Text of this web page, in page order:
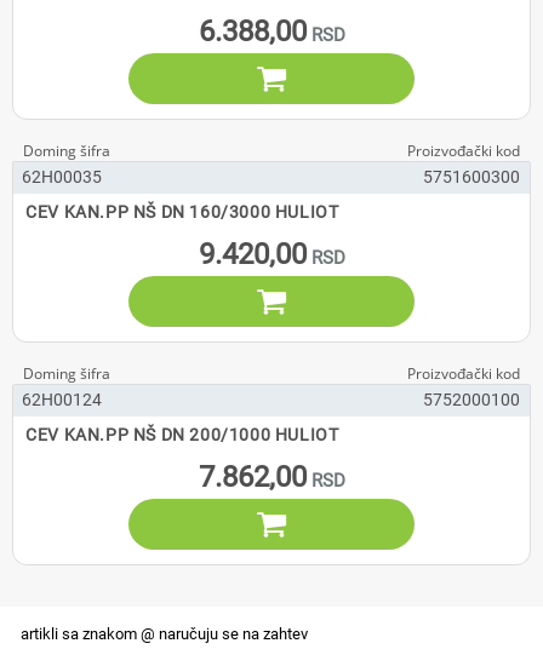
6.388,00

62H00035
5751600300
CEV KAN.PP NŠ DN 160/3000 HULIOT
9.420,00

62H00124
5752000100
CEV KAN.PP NŠ DN 200/1000 HULIOT
7.862,00
